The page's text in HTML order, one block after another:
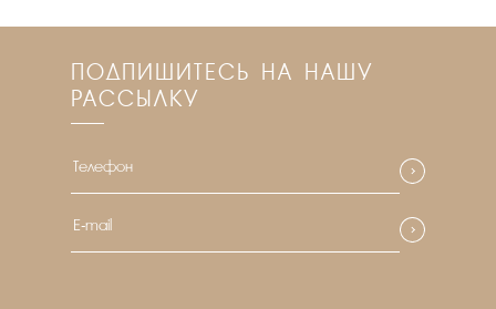
ПОДПИШИТЕСЬ НА НАШУ
РАССЫЛКУ